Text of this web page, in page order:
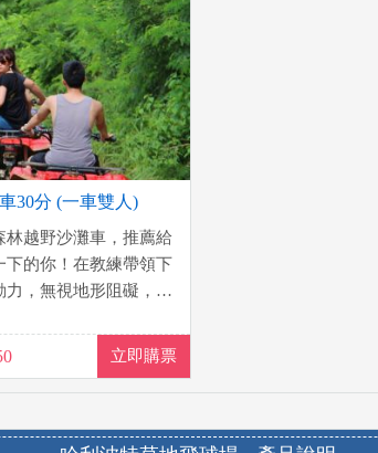
30分 (一車雙人)
林越野沙灘車，推薦給
下的你！在教練帶領下
，無視地形阻礙，享
立即購票